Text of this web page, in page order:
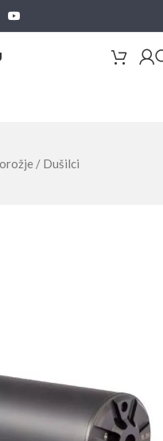
/ Dušilci